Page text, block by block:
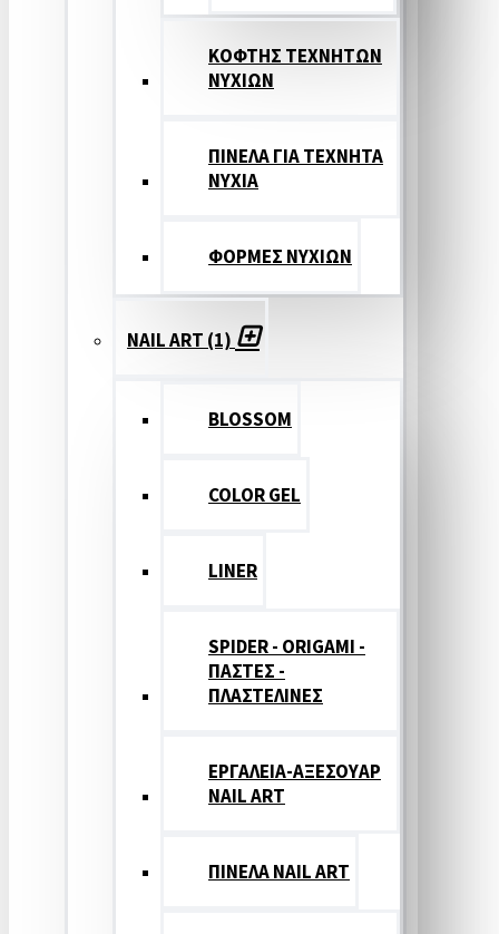
ΚΟΦΤΗΣ ΤΕΧΝΗΤΩΝ
ΝΥΧΙΩΝ
ΠΙΝΕΛΑ ΓΙΑ ΤΕΧΝΗΤΑ
ΝΥΧΙΑ
ΦΟΡΜΕΣ ΝΥΧΙΩΝ
NAIL ART (1)
BLOSSOM
COLOR GEL
LINER
SPIDER - ORIGAMI -
ΠΑΣΤΕΣ -
ΠΛΑΣΤΕΛΙΝΕΣ
ΕΡΓΑΛΕΙΑ-ΑΞΕΣΟΥΑΡ
NAIL ART
ΠΙΝΕΛΑ NAIL ART